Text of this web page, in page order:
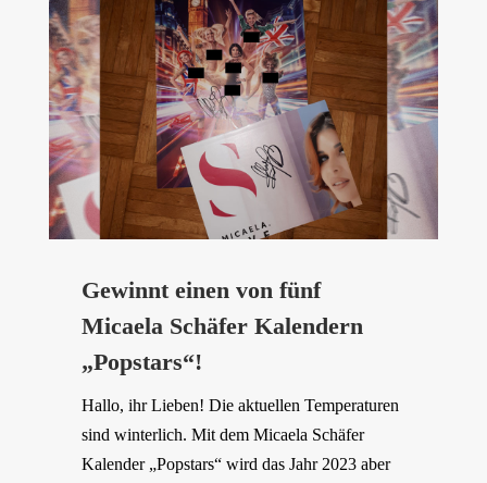
Gewinnt einen von fünf
Micaela Schäfer Kalendern
„Popstars“!
Hallo, ihr Lieben! Die aktuellen Temperaturen
sind winterlich. Mit dem Micaela Schäfer
Kalender „Popstars“ wird das Jahr 2023 aber